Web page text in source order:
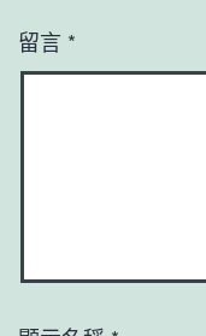
留言 *